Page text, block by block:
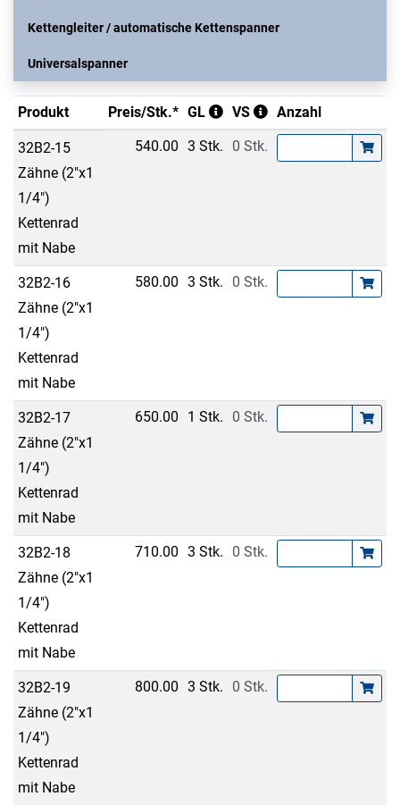
Kettengleiter / automatische Kettenspanner
Universalspanner
Produkt Preis/Stk.* GL VS Anzahl
32B2-15
Zähne (2"x1
1/4")
Kettenrad
mit Nabe
540.00 3 Stk. 0 Stk.
32B2-16
Zähne (2"x1
1/4")
Kettenrad
mit Nabe
580.00 3 Stk. 0 Stk.
32B2-17
Zähne (2"x1
1/4")
Kettenrad
mit Nabe
650.00 1 Stk. 0 Stk.
32B2-18
Zähne (2"x1
1/4")
Kettenrad
mit Nabe
710.00 3 Stk. 0 Stk.
32B2-19
Zähne (2"x1
1/4")
Kettenrad
mit Nabe
800.00 3 Stk. 0 Stk.